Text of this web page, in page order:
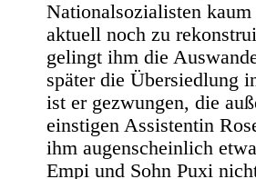
Nationalsozialisten
aktuell noch zu
gelingt ihm die
später die Übersiedlung
ist er gezwungen, die
einstigen Assistentin
ihm augenscheinlich
Empi und Sohn Puxi